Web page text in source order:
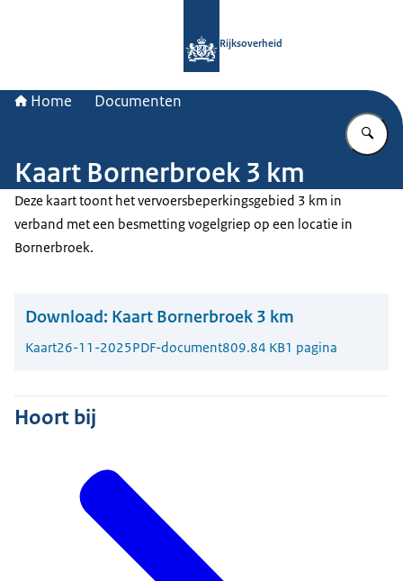
Rijksoverheid
Home Documenten
Kaart Bornerbroek 3 km
Deze kaart toont het vervoersbeperkingsgebied 3 km in
verband met een besmetting vogelgriep op een locatie in
Bornerbroek.
Download: Kaart Bornerbroek 3 km
Kaart26-11-2025PDF-document809.84 KB1 pagina
Hoort bij